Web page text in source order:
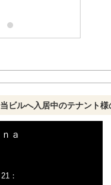
当ビルへ入居中のテナント様
ａ
：